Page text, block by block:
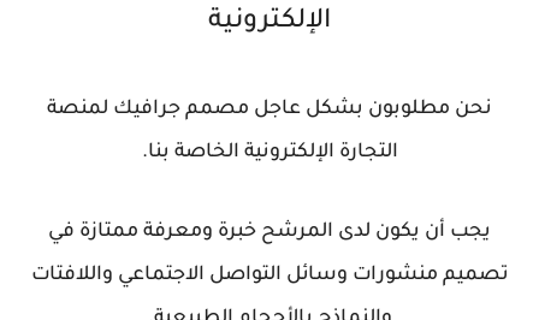
الإلكترونية
نحن مطلوبون بشكل عاجل مصمم جرافيك لمنصة
التجارة الإلكترونية الخاصة بنا.
يجب أن يكون لدى المرشح خبرة ومعرفة ممتازة في
تصميم منشورات وسائل التواصل الاجتماعي واللافتات